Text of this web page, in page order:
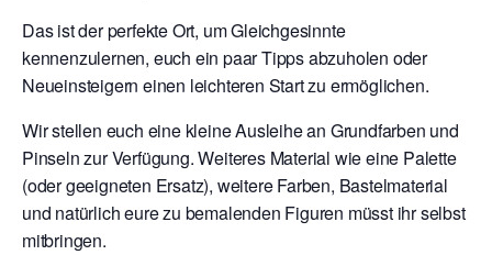
Das ist der perfekte Ort, um Gleichgesinnte
kennenzulernen, euch ein paar Tipps abzuholen oder
Neueinsteigern einen leichteren Start zu ermöglichen.
Wir stellen euch eine kleine Ausleihe an Grundfarben und
Pinseln zur Verfügung. Weiteres Material wie eine Palette
(oder geeigneten Ersatz), weitere Farben, Bastelmaterial
und natürlich eure zu bemalenden Figuren müsst ihr selbst
mitbringen.